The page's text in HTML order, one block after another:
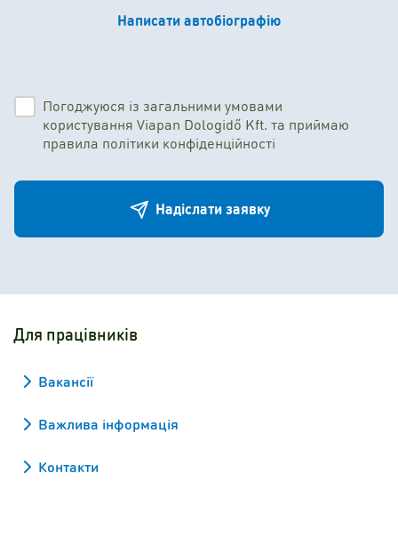
Написати автобіографію
Погоджуюся із загальними умовами
користування Viapan Dologidő Kft. та приймаю
правила політики конфіденційності
Надіслати заявку
Для працівників
Вакансії
Важлива інформація
Контакти